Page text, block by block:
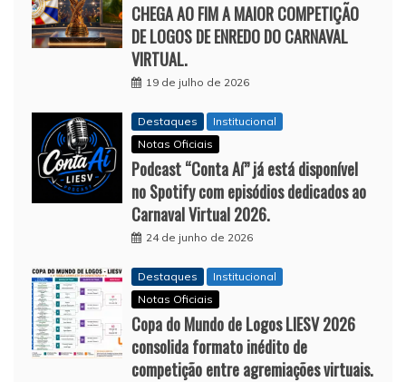
CHEGA AO FIM A MAIOR COMPETIÇÃO
DE LOGOS DE ENREDO DO CARNAVAL
VIRTUAL.
19 de julho de 2026
Destaques
Institucional
Notas Oficiais
Podcast “Conta Aí” já está disponível
no Spotify com episódios dedicados ao
Carnaval Virtual 2026.
24 de junho de 2026
Destaques
Institucional
Notas Oficiais
Copa do Mundo de Logos LIESV 2026
consolida formato inédito de
competição entre agremiações virtuais.